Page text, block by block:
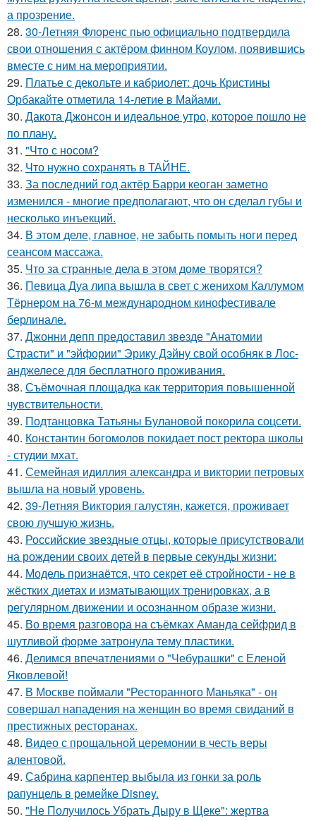
а прозрение.
28. 30-Летняя Флоренс пью официально подтвердила
свои отношения с актёром финном Коулом, появившись
вместе с ним на мероприятии.
29. Платье с декольте и кабриолет: дочь Кристины
Орбакайте отметила 14-летие в Майами.
30. Дакота Джонсон и идеальное утро, которое пошло не
по плану.
31. "Что с носом?
32. Что нужно сохранять в ТАЙНЕ.
33. За последний год актёр Барри кеоган заметно
изменился - многие предполагают, что он сделал губы и
несколько инъекций.
34. В этом деле, главное, не забыть помыть ноги перед
сеансом массажа.
35. Что за странные дела в этом доме творятся?
36. Певица Дуа липа вышла в свет с женихом Каллумом
Тёрнером на 76-м международном кинофестивале
берлинале.
37. Джонни депп предоставил звезде "Анатомии
Страсти" и "эйфории" Эрику Дэйну свой особняк в Лос-
анджелесе для бесплатного проживания.
38. Съёмочная площадка как территория повышенной
чувствительности.
39. Подтанцовка Татьяны Булановой покорила соцсети.
40. Константин богомолов покидает пост ректора школы
- студии мхат.
41. Семейная идиллия александра и виктории петровых
вышла на новый уровень.
42. 39-Летняя Виктория галустян, кажется, проживает
свою лучшую жизнь.
43. Российские звездные отцы, которые присутствовали
на рождении своих детей в первые секунды жизни:
44. Модель признаётся, что секрет её стройности - не в
жёстких диетах и изматывающих тренировках, а в
регулярном движении и осознанном образе жизни.
45. Во время разговора на съёмках Аманда сейфрид в
шутливой форме затронула тему пластики.
46. Делимся впечатлениями о "Чебурашки" с Еленой
Яковлевой!
47. В Москве поймали "Ресторанного Маньяка" - он
совершал нападения на женщин во время свиданий в
престижных ресторанах.
48. Видео с прощальной церемонии в честь веры
алентовой.
49. Сабрина карпентер выбыла из гонки за роль
рапунцель в ремейке Disney.
50. "Не Получилось Убрать Дыру в Щеке": жертва